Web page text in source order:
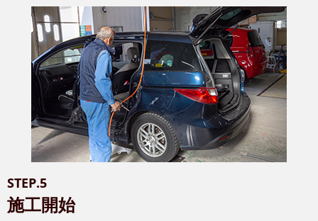
STEP.5
施工開始